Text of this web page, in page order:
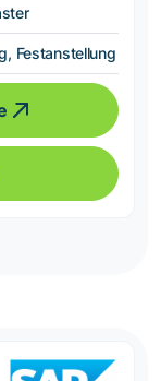
Festanstellung